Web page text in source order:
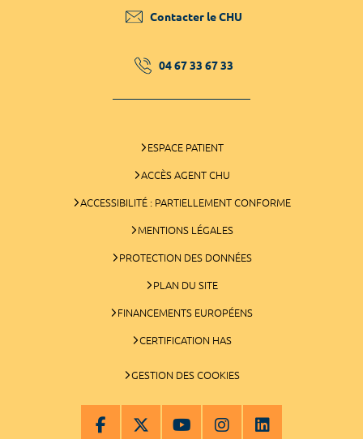
Contacter le CHU
04 67 33 67 33
ESPACE PATIENT
ACCÈS AGENT CHU
ACCESSIBILITÉ : PARTIELLEMENT CONFORME
MENTIONS LÉGALES
PROTECTION DES DONNÉES
PLAN DU SITE
FINANCEMENTS EUROPÉENS
CERTIFICATION HAS
GESTION DES COOKIES